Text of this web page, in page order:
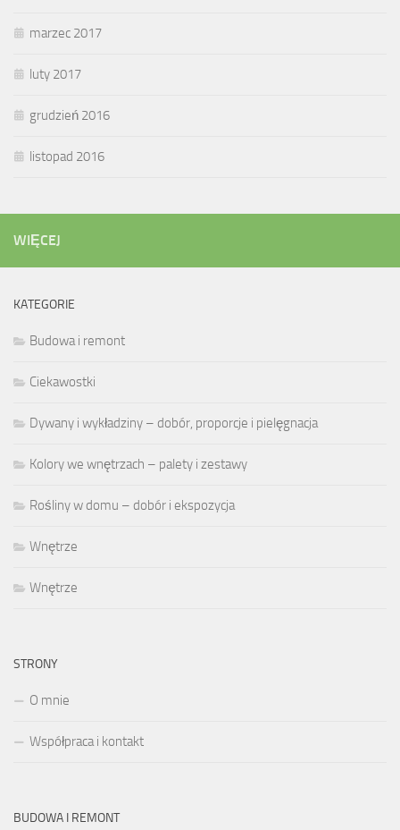
marzec 2017
luty 2017
grudzień 2016
listopad 2016
WIĘCEJ
KATEGORIE
Budowa i remont
Ciekawostki
Dywany i wykładziny – dobór, proporcje i pielęgnacja
Kolory we wnętrzach – palety i zestawy
Rośliny w domu – dobór i ekspozycja
Wnętrze
Wnętrze
STRONY
O mnie
Współpraca i kontakt
BUDOWA I REMONT